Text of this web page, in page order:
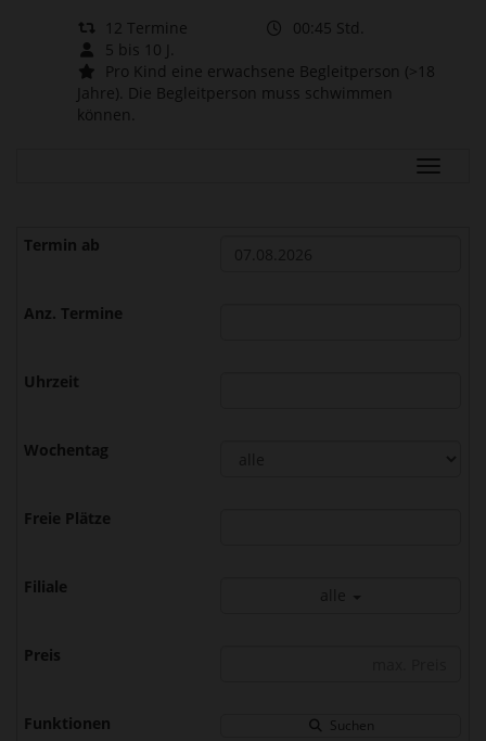
12 Termine
00:45 Std.
5 bis 10 J.
Pro Kind eine erwachsene Begleitperson (>18
Jahre). Die Begleitperson muss schwimmen
können.
Suchen